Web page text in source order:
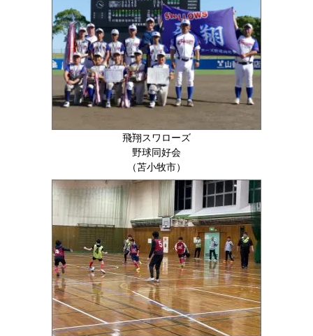
飛翔スワローズ
野球同好会
（苫小牧市）